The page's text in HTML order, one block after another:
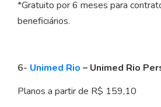
*Gratuito por 6 meses para
beneficiários.
6- Unimed Rio – Unimed Rio
Planos a partir de R$ 159,10